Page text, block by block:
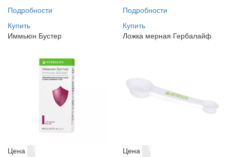
Подробности
Купить
Подробности
Купить
Иммьюн Бустер
Цена
Ложка мерная Гербалайф
Цена